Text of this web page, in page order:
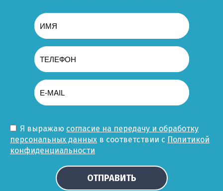
Я выражаю согласие на передачу и обработку
персональных данных в соответствии с Политикой
конфиденциальности
ОТПРАВИТЬ